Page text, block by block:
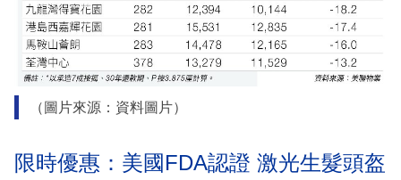
（圖片來源：資料圖片）
限時優惠：美國FDA認證 激光生髮頭盔